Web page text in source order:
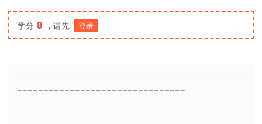
学分 8 ，请先 登录
============================================
================================